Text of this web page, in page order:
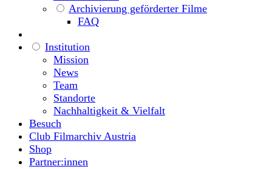
Archivierung geförderter Filme
FAQ
Institution
Mission
News
Team
Standorte
Nachhaltigkeit & Vielfalt
Besuch
Club Filmarchiv Austria
Shop
Partner:innen